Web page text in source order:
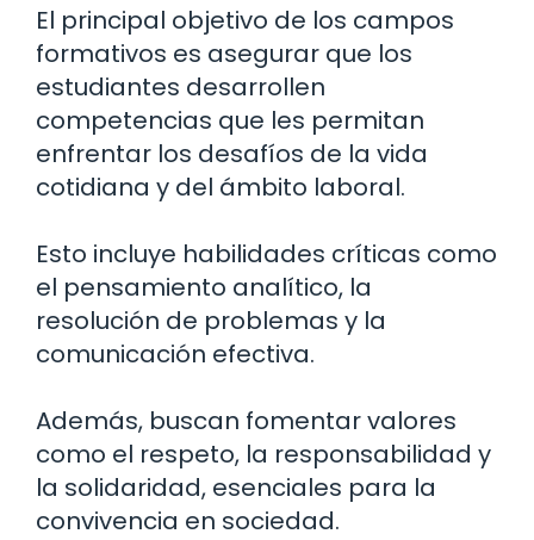
El principal objetivo de los campos
formativos es asegurar que los
estudiantes desarrollen
competencias que les permitan
enfrentar los desafíos de la vida
cotidiana y del ámbito laboral.
Esto incluye habilidades críticas como
el pensamiento analítico, la
resolución de problemas y la
comunicación efectiva.
Además, buscan fomentar valores
como el respeto, la responsabilidad y
la solidaridad, esenciales para la
convivencia en sociedad.